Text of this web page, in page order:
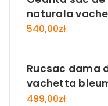
naturala
540,00zł
Rucsac dama
vachetta
499,00zł